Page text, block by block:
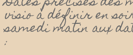
visio à définir en
samedi matin aux
: